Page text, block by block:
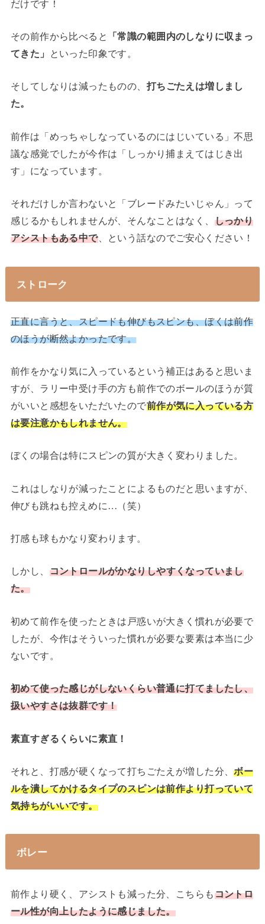
その前作から比べると 「常識の範囲内のしなりに収まっ
てきた」 といった印象です。
そしてしなりは減ったものの、 打ちごたえは増しまし
た。
前作は「めっちゃしなっているのにはじいている」不思
議な感覚でしたが今作は「しっかり捕まえてはじき出
す」になっています。
それだけしか言わないと「ブレードみたいじゃん」って
感じるかもしれませんが、そんなことはなく、 しっかり
アシストもある中で、という話なのでご安心ください！
ストローク
正直に言うと、スピードも伸びもスピンも、ぼくは前作
のほうが断然よかったです。
前作をかなり気に入っているという補正はあると思いま
すが、ラリー中受け手の方も前作でのボールのほうが質
がいいと感想をいただいたので前作が気に入っている方
は要注意かもしれません。
ぼくの場合は特にスピンの質が大きく変わりました。
これはしなりが減ったことによるものだと思いますが、
伸びも跳ねも控えめに…（笑）
打感も球もかなり変わります。
しかし、 コントロールがかなりしやすくなっていまし
た。
初めて前作を使ったときは戸惑いが大きく慣れが必要で
したが、今作はそういった慣れが必要な要素は本当に少
ないです。
初めて使った感じがしないくらい普通に打てましたし、
扱いやすさは抜群です！
素直すぎるくらいに素直！
それと、打感が硬くなって打ちごたえが増した分、ボー
ルを潰してかけるタイプのスピンは前作より打っていて
気持ちがいいです。
ボレー
前作より硬く、アシストも減った分、こちらもコントロ
ール性が向上したように感じました。